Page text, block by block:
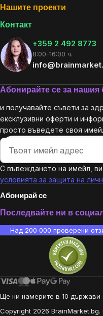
Нашите проекти
Контакт
+359 2 492 8773
8:00-16:00 ч.
Абонирайте се за нашия
и получавайте съвети за
ексклузивни оферти и
просто въведете своя
С въвеждането на имейл,
условията за защита на
Абонирай се
Последвайте ни в
Над 200 000 проверени
Ще ни намерите в 10 държави
Copyright 2026 BrainMarket.bg.